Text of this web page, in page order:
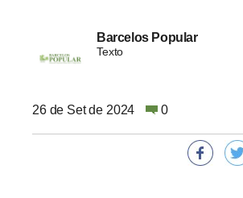
Barcelos Popular
Texto
26 de Set de 2024 0